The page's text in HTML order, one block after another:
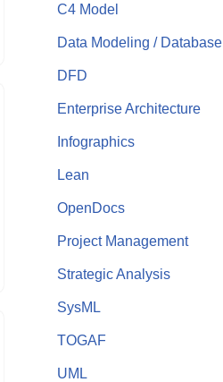
C4 Model
Data Modeling / Database
DFD
Enterprise Architecture
Infographics
Lean
OpenDocs
Project Management
Strategic Analysis
SysML
TOGAF
UML